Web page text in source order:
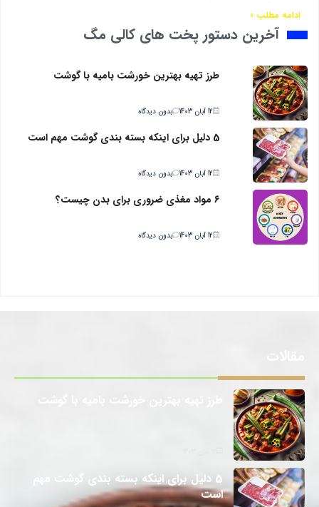
ادامه مطلب »
آخرین دستور پخت های کالی مگ
طرز تهیه بهترین خورشت بامیه با گوشت
12 آبان 1403 بدون دیدگاه
5 دلیل برای اینکه بسته بندی گوشت مهم است
12 آبان 1403 بدون دیدگاه
6 مواد مغذی ضروری برای بدن چیست؟
12 آبان 1403 بدون دیدگاه
5 دلیل برای اینکه بسته بندی گوشت مهم
است